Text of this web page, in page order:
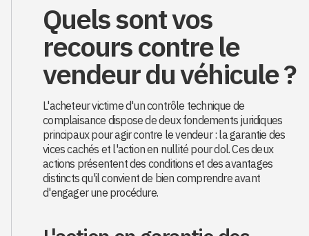
Quels sont vos
recours contre le
vendeur du véhicule ?
L'acheteur victime d'un contrôle technique de
complaisance dispose de deux fondements juridiques
principaux pour agir contre le vendeur : la garantie des
vices cachés et l'action en nullité pour dol. Ces deux
actions présentent des conditions et des avantages
distincts qu'il convient de bien comprendre avant
d'engager une procédure.